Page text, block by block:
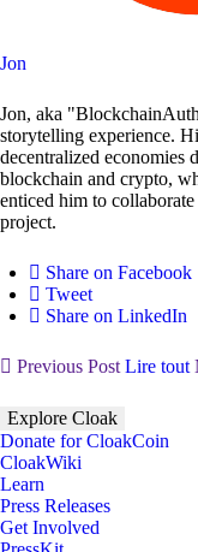
Jon
Jon, aka
storytelling experience.
decentralized
blockchain and crypto,
enticed him to
project.
Share on Facebook
Tweet
Share on LinkedIn
Previous Post Lire tout
Explore Cloak
Donate for CloakCoin
CloakWiki
Learn
Press Releases
Get Involved